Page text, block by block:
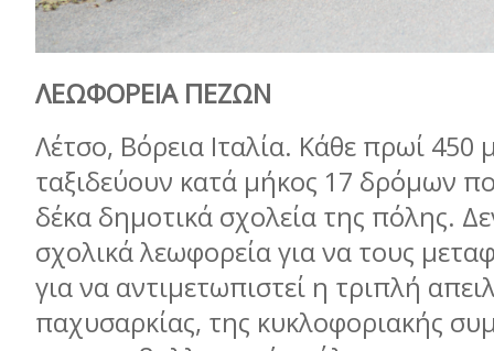
ΛΕΩΦΟΡΕΙΑ ΠΕΖΩΝ
Λέτσο, Βόρεια Ιταλία. Κάθε πρωί 450
ταξιδεύουν κατά μήκος 17 δρόμων
δέκα δημοτικά σχολεία της πόλης.
σχολικά λεωφορεία για να τους
για να αντιμετωπιστεί η τριπλή
παχυσαρκίας, της κυκλοφοριακής